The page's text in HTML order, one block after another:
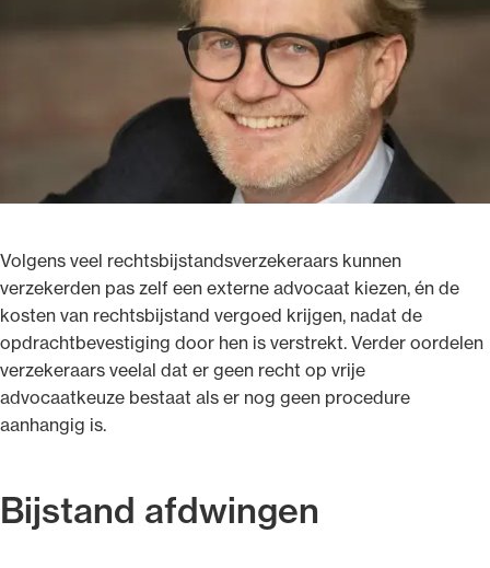
Volgens veel rechtsbijstandsverzekeraars kunnen
verzekerden pas zelf een externe advocaat kiezen, én de
kosten van rechtsbijstand vergoed krijgen, nadat de
opdrachtbevestiging door hen is verstrekt. Verder oordelen
verzekeraars veelal dat er geen recht op vrije
advocaatkeuze bestaat als er nog geen procedure
aanhangig is.
Bijstand afdwingen